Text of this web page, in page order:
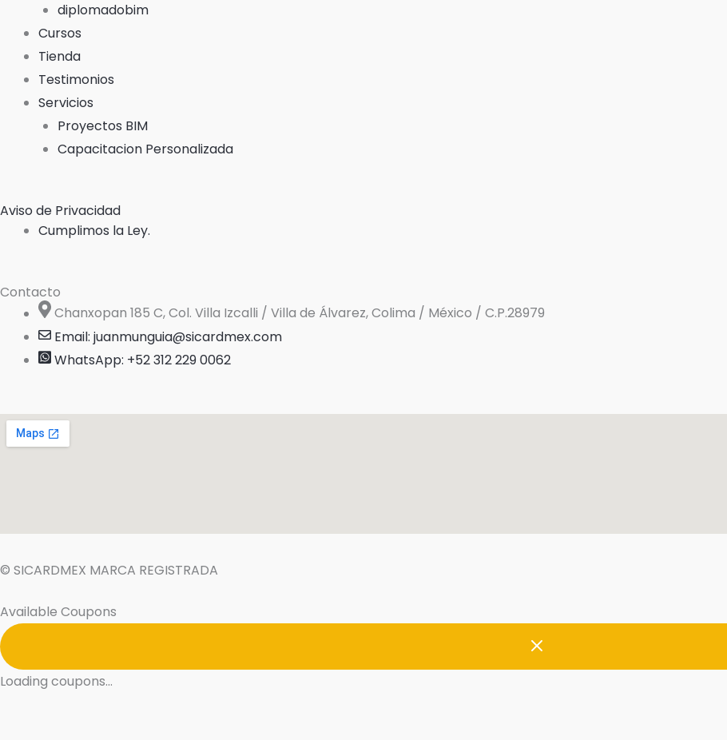
diplomadobim
Cursos
Tienda
Testimonios
Servicios
Proyectos BIM
Capacitacion Personalizada
Aviso de Privacidad
Cumplimos la Ley.
Contacto
Chanxopan 185 C, Col. Villa Izcalli / Villa de Álvarez, Colima / México / C.P.28979
Email: juanmunguia@sicardmex.com
WhatsApp: +52 312 229 0062
© SICARDMEX MARCA REGISTRADA
Available Coupons
Loading coupons...